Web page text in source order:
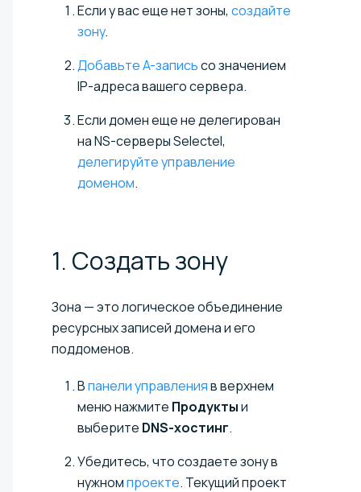
Если у вас еще нет зоны, создайте
зону.
Добавьте A-записьсо значением
IP-адреса вашего сервера.
Если домен еще не делегирован
на NS-серверы Selectel,
делегируйте управление
доменом.
1. Создатьзону
Зона — это логическое объединение
ресурсных записей домена и его
поддоменов.
Впанели управленияв верхнем
меню нажмите Продуктыи
выберите DNS-хостинг.
Убедитесь, что создаете зону в
нужномпроекте. Текущий проект